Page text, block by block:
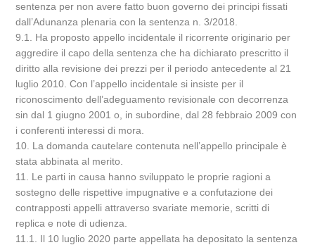
sentenza per non avere fatto buon governo dei principi fissati
dall’Adunanza plenaria con la sentenza n. 3/2018.
9.1. Ha proposto appello incidentale il ricorrente originario per
aggredire il capo della sentenza che ha dichiarato prescritto il
diritto alla revisione dei prezzi per il periodo antecedente al 21
luglio 2010. Con l’appello incidentale si insiste per il
riconoscimento dell’adeguamento revisionale con decorrenza
sin dal 1 giugno 2001 o, in subordine, dal 28 febbraio 2009 con
i conferenti interessi di mora.
10. La domanda cautelare contenuta nell’appello principale è
stata abbinata al merito.
11. Le parti in causa hanno sviluppato le proprie ragioni a
sostegno delle rispettive impugnative e a confutazione dei
contrapposti appelli attraverso svariate memorie, scritti di
replica e note di udienza.
11.1. Il 10 luglio 2020 parte appellata ha depositato la sentenza